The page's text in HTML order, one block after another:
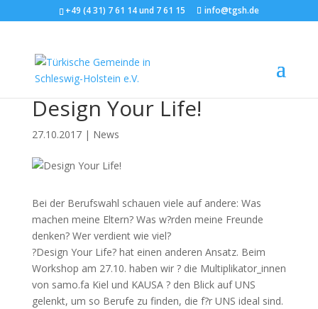
+49 (4 31) 7 61 14 und 7 61 15 info@tgsh.de
Design Your Life!
27.10.2017| News
Bei der Berufswahl schauen viele auf andere: Was
machen meine Eltern? Was w?rden meine Freunde
denken? Wer verdient wie viel?
?Design Your Life? hat einen anderen Ansatz. Beim
Workshop am 27.10. haben wir ? die Multiplikator_innen
von samo.fa Kiel und KAUSA ? den Blick auf UNS
gelenkt, um so Berufe zu finden, die f?r UNS ideal sind.